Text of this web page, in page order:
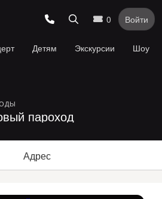
0 Войти
Детям Экскурсии Шоу
пароход
Адрес